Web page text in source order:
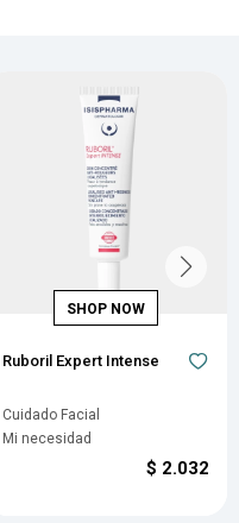
Ruboril Expert Intense
Cuidado Facial
Mi necesidad
$ 2.032